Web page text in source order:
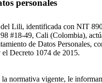
personales
Lili, identificada con NIT
#18-49, Cali (Colombia),
de Datos Personales,
Decreto 1074 de 2015.
normativa vigente, le